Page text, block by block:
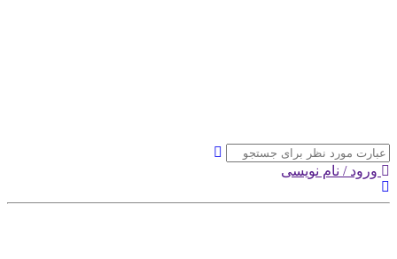
ورود / نام نویسی